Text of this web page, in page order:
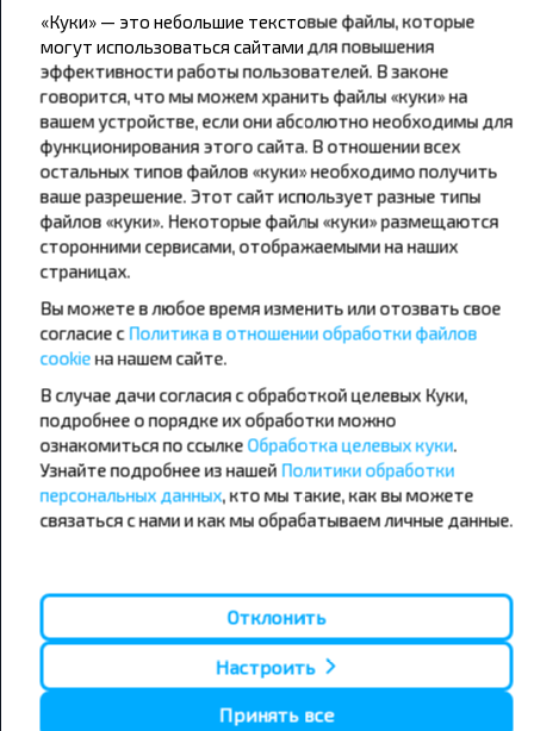
Подписаться
Популярные автобусные
направления
Орша - Могилёв
Минск - Несвиж
Минск - Пинск
Минск - Брест
Минск - Гомель
Минск - Бобруйск
Минск - Барановичи
Брест - Беловежская Пуща
Брест - Минск
Варшава - Минск
Санкт-Петербург - Минск
Вильнюс - Минск
Минск - Вильнюс
Минск - Москва
Москва - Барановичи
«Куки» — это небольшие текстовые файлы, которые
могут использоваться сайтами для повышения
эффективности работы пользователей. В законе
говорится, что мы можем хранить файлы «куки» на
вашем устройстве, если они абсолютно необходимы для
функционирования этого сайта. В отношении всех
остальных типов файлов «куки» необходимо получить
ваше разрешение. Этот сайт использует разные типы
файлов «куки». Некоторые файлы «куки» размещаются
сторонними сервисами, отображаемыми на наших
страницах.
Вы можете в любое время изменить или отозвать свое
согласие сПолитика в отношении обработки файлов
cookieна нашем сайте.
В случае дачи согласия с обработкой целевых Куки,
подробнее о порядке их обработки можно
ознакомиться по ссылкеОбработка целевых куки.
Узнайте подробнее из нашей Политики обработки
персональных данных, кто мы такие, как вы можете
связаться с нами и как мы обрабатываем личные данные.
Отклонить
Настроить
Принять все